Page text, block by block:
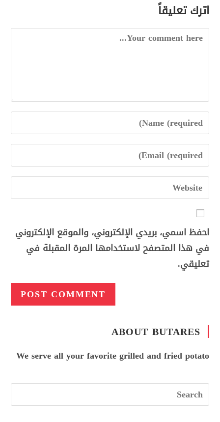
اترك تعليقاً
احفظ اسمي، بريدي الإلكتروني، والموقع الإلكتروني
في هذا المتصفح لاستخدامها المرة المقبلة في
تعليقي.
ABOUT BUTARES
We serve all your favorite grilled and fried potato